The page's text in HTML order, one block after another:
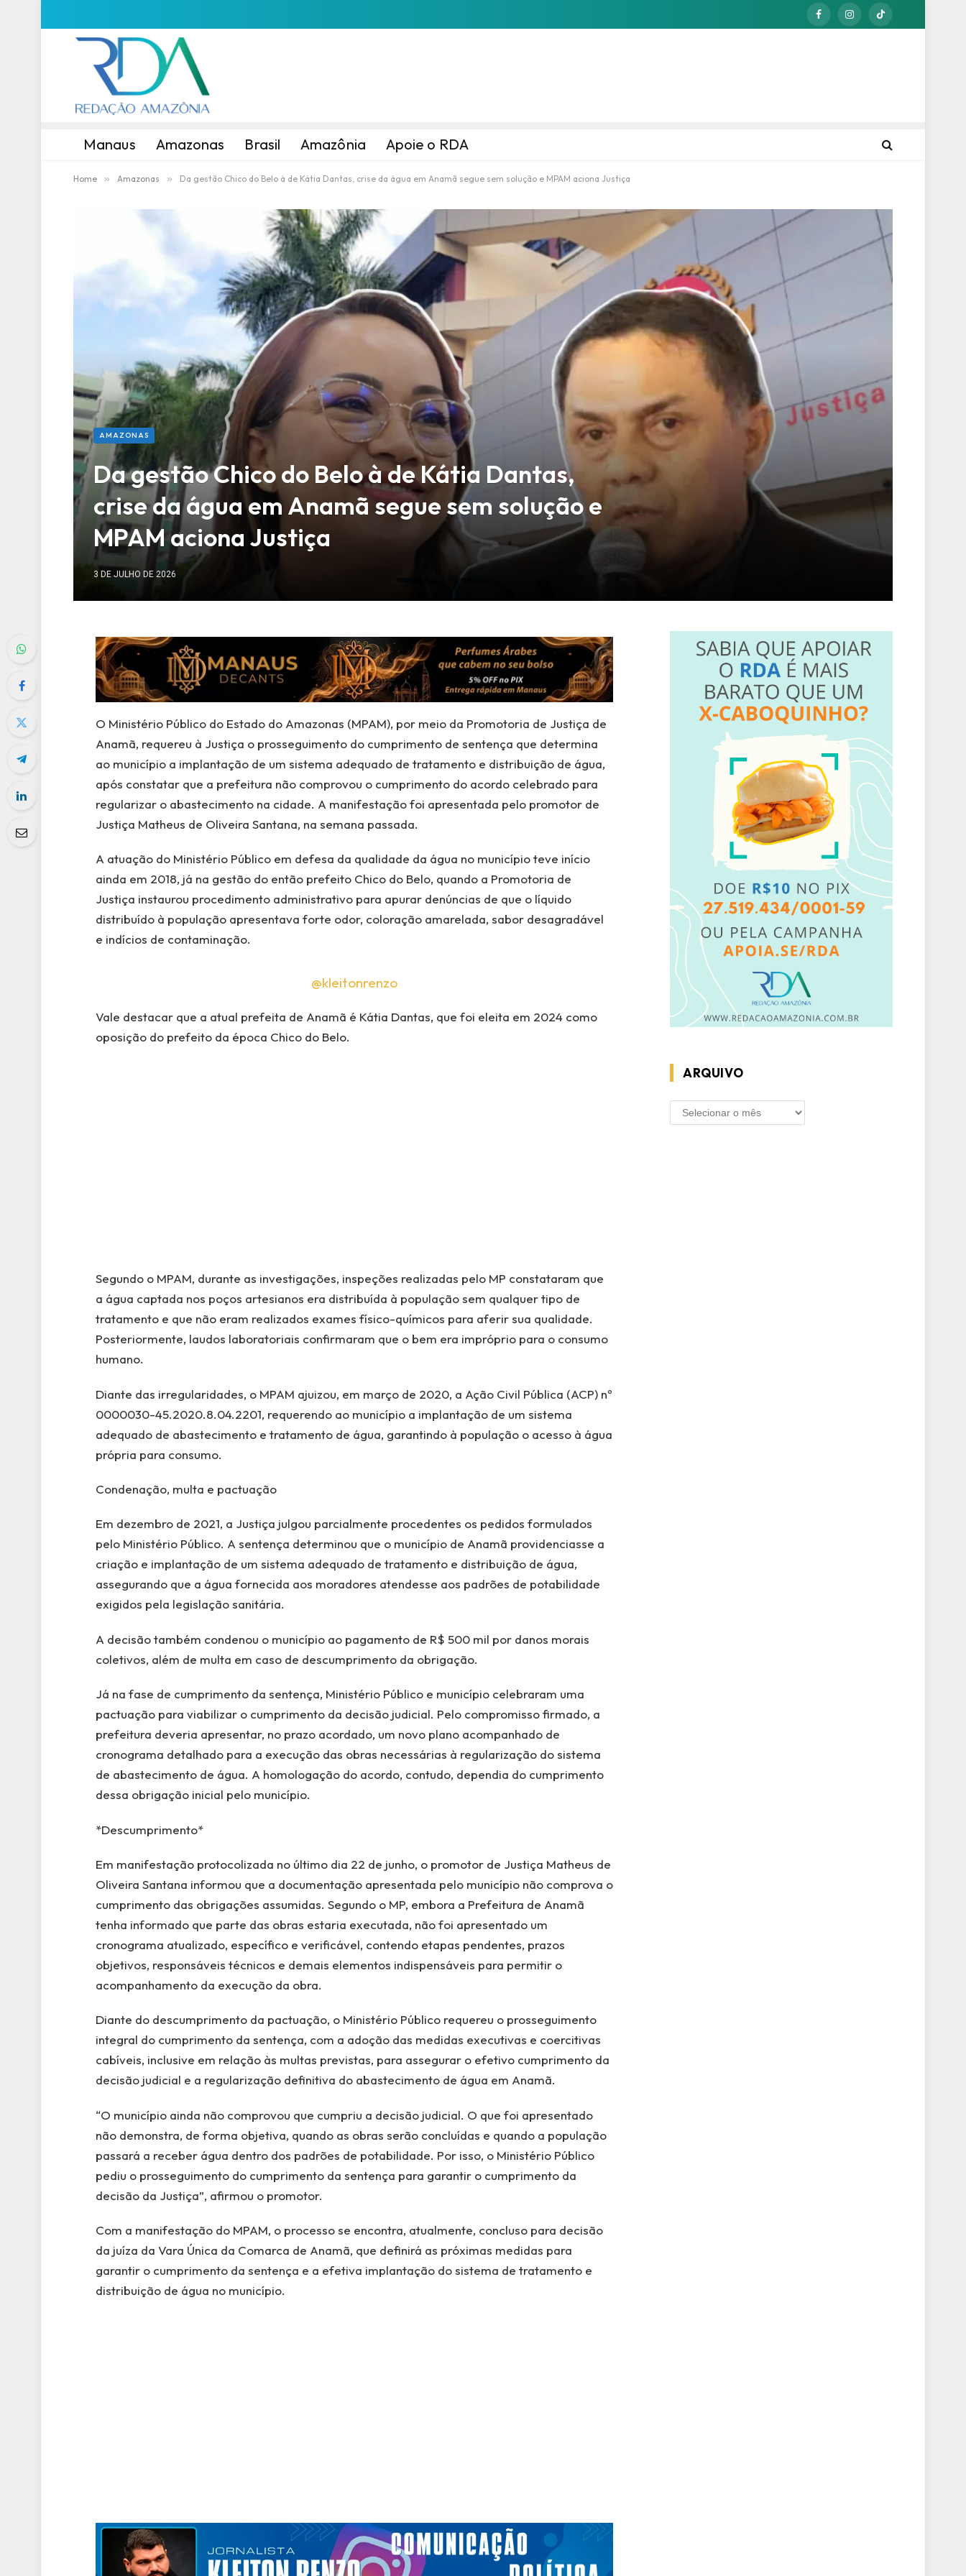
FacebookInstagramTikTok
Manaus Amazonas Brasil Amazônia Apoie o RDA
Home » Amazonas » Da gestão Chico do Belo à de Kátia Dantas, crise da água em Anamã segue sem solução e MPAM aciona Justiça
AMAZONAS
Da gestão Chico do Belo à de Kátia Dantas,
crise da água em Anamã segue sem solução e
MPAM aciona Justiça
3 DE JULHO DE 2026
O Ministério Público do Estado do Amazonas (MPAM), por meio da Promotoria de Justiça de
Anamã, requereu à Justiça o prosseguimento do cumprimento de sentença que determina
ao município a implantação de um sistema adequado de tratamento e distribuição de água,
após constatar que a prefeitura não comprovou o cumprimento do acordo celebrado para
regularizar o abastecimento na cidade. A manifestação foi apresentada pelo promotor de
Justiça Matheus de Oliveira Santana, na semana passada.
A atuação do Ministério Público em defesa da qualidade da água no município teve início
ainda em 2018, já na gestão do então prefeito Chico do Belo, quando a Promotoria de
Justiça instaurou procedimento administrativo para apurar denúncias de que o líquido
distribuído à população apresentava forte odor, coloração amarelada, sabor desagradável
e indícios de contaminação.
@kleitonrenzo
Vale destacar que a atual prefeita de Anamã é Kátia Dantas, que foi eleita em 2024 como
oposição do prefeito da época Chico do Belo.
Segundo o MPAM, durante as investigações, inspeções realizadas pelo MP constataram que
a água captada nos poços artesianos era distribuída à população sem qualquer tipo de
tratamento e que não eram realizados exames físico-químicos para aferir sua qualidade.
Posteriormente, laudos laboratoriais confirmaram que o bem era impróprio para o consumo
humano.
Diante das irregularidades, o MPAM ajuizou, em março de 2020, a Ação Civil Pública (ACP) nº
0000030-45.2020.8.04.2201, requerendo ao município a implantação de um sistema
adequado de abastecimento e tratamento de água, garantindo à população o acesso à água
própria para consumo.
Condenação, multa e pactuação
Em dezembro de 2021, a Justiça julgou parcialmente procedentes os pedidos formulados
pelo Ministério Público. A sentença determinou que o município de Anamã providenciasse a
criação e implantação de um sistema adequado de tratamento e distribuição de água,
assegurando que a água fornecida aos moradores atendesse aos padrões de potabilidade
exigidos pela legislação sanitária.
A decisão também condenou o município ao pagamento de R$ 500 mil por danos morais
coletivos, além de multa em caso de descumprimento da obrigação.
Já na fase de cumprimento da sentença, Ministério Público e município celebraram uma
pactuação para viabilizar o cumprimento da decisão judicial. Pelo compromisso firmado, a
prefeitura deveria apresentar, no prazo acordado, um novo plano acompanhado de
cronograma detalhado para a execução das obras necessárias à regularização do sistema
de abastecimento de água. A homologação do acordo, contudo, dependia do cumprimento
dessa obrigação inicial pelo município.
*Descumprimento*
Em manifestação protocolizada no último dia 22 de junho, o promotor de Justiça Matheus de
Oliveira Santana informou que a documentação apresentada pelo município não comprova o
cumprimento das obrigações assumidas. Segundo o MP, embora a Prefeitura de Anamã
tenha informado que parte das obras estaria executada, não foi apresentado um
cronograma atualizado, específico e verificável, contendo etapas pendentes, prazos
objetivos, responsáveis técnicos e demais elementos indispensáveis para permitir o
acompanhamento da execução da obra.
Diante do descumprimento da pactuação, o Ministério Público requereu o prosseguimento
integral do cumprimento da sentença, com a adoção das medidas executivas e coercitivas
cabíveis, inclusive em relação às multas previstas, para assegurar o efetivo cumprimento da
decisão judicial e a regularização definitiva do abastecimento de água em Anamã.
“O município ainda não comprovou que cumpriu a decisão judicial. O que foi apresentado
não demonstra, de forma objetiva, quando as obras serão concluídas e quando a população
passará a receber água dentro dos padrões de potabilidade. Por isso, o Ministério Público
pediu o prosseguimento do cumprimento da sentença para garantir o cumprimento da
decisão da Justiça”, afirmou o promotor.
Com a manifestação do MPAM, o processo se encontra, atualmente, concluso para decisão
da juíza da Vara Única da Comarca de Anamã, que definirá as próximas medidas para
garantir o cumprimento da sentença e a efetiva implantação do sistema de tratamento e
distribuição de água no município.
ARQUIVO
ARQUIVO